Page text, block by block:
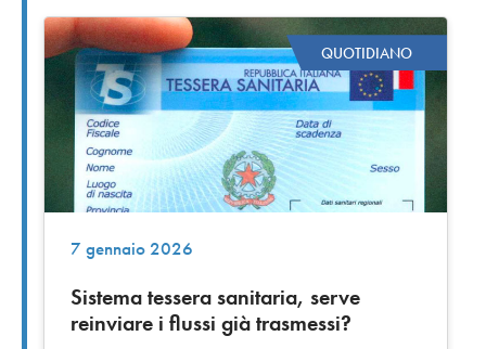
QUOTIDIANO
7 gennaio 2026
Sistema tessera sanitaria, serve
reinviare i flussi già trasmessi?